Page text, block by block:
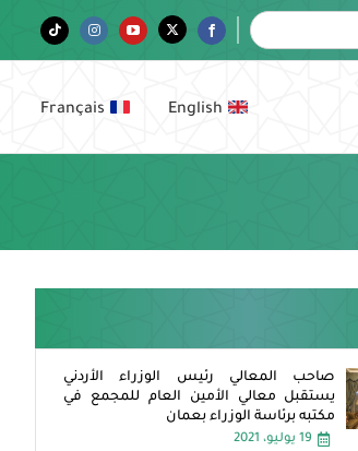
Facebook
Twitter
YouTube
Instagram
Tiktok
English
Français
صاحب المعالي رئيس الوزراء الأردني
يستقبل معالي الأمين العام للمجمع في
مكتبه برئاسة الوزراء بعمان
19 يوليو، 2021